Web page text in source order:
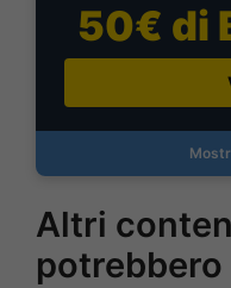
50€ di
Altri